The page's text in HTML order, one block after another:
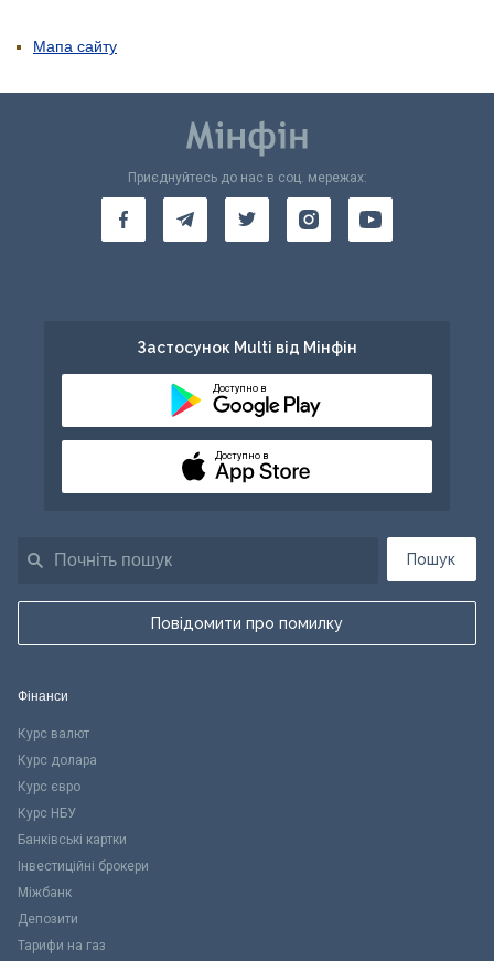
Мапа сайту
Пошук
Повідомити про помилку
Приєднуйтесь до нас в соц. мережах:
Застосунок Multi від Мінфін
Доступно в
Доступно в
Фінанси
Курс валют
Курс долара
Курс євро
Курс НБУ
Банківські картки
Інвестиційні брокери
Міжбанк
Депозити
Тарифи на газ